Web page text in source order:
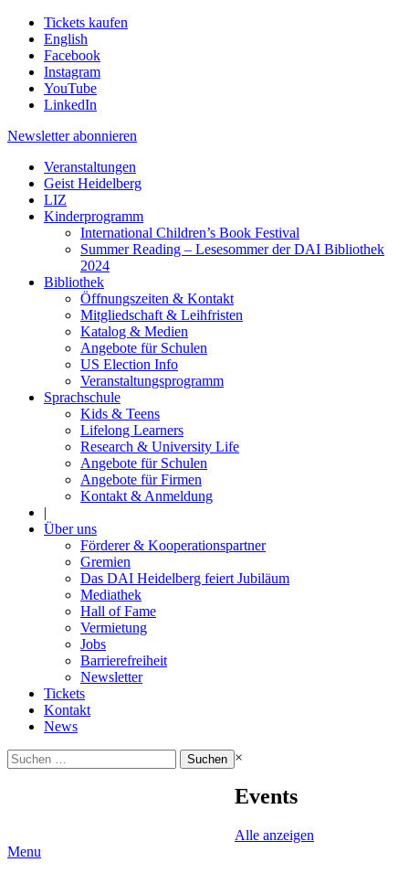
Tickets kaufen
English
Facebook
Instagram
YouTube
LinkedIn
Newsletter abonnieren
Veranstaltungen
Geist Heidelberg
LIZ
Kinderprogramm
International Children’s Book Festival
Summer Reading – Lesesommer der DAI Bibliothek
2024
Bibliothek
Öffnungszeiten & Kontakt
Mitgliedschaft & Leihfristen
Katalog & Medien
Angebote für Schulen
US Election Info
Veranstaltungsprogramm
Sprachschule
Kids & Teens
Lifelong Learners
Research & University Life
Angebote für Schulen
Angebote für Firmen
Kontakt & Anmeldung
|
Über uns
Förderer & Kooperationspartner
Gremien
Das DAI Heidelberg feiert Jubiläum
Mediathek
Hall of Fame
Vermietung
Jobs
Barrierefreiheit
Newsletter
Tickets
Kontakt
News
Suchen
nach:
×
Events
Alle anzeigen
Menu